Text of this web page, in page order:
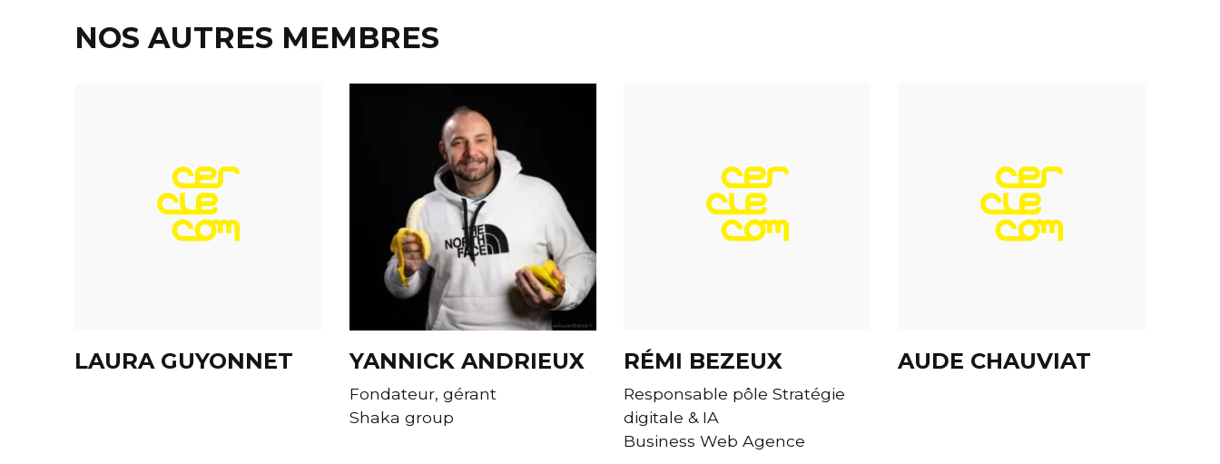
NOS AUTRES MEMBRES
LAURA GUYONNET YANNICK ANDRIEUX
Fondateur, gérant
Shaka group
RÉMI BEZEUX
Responsable pôle Stratégie
digitale & IA
Business Web Agence
AUDE CHAUVIAT